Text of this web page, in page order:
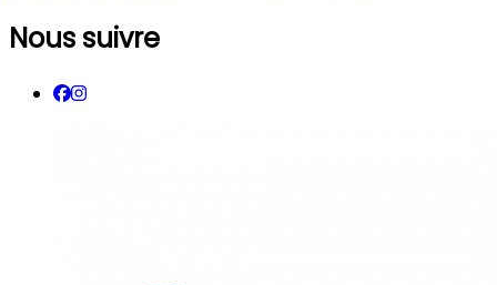
Nous suivre